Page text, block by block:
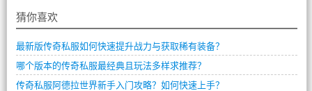
猜你喜欢
最新版传奇私服如何快速提升战力与获取稀有装备？
哪个版本的传奇私服最经典且玩法多样求推荐？
传奇私服阿德拉世界新手入门攻略？如何快速上手？